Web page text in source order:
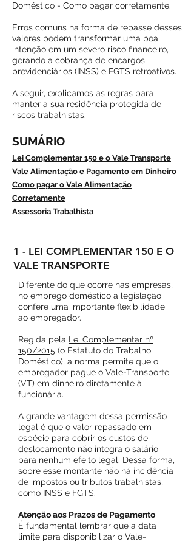
Doméstico - Como pagar corretamente.
Erros comuns na forma de repasse desses
valores podem transformar uma boa
intenção em um severo risco financeiro,
gerando a cobrança de encargos
previdenciários (INSS) e FGTS retroativos.
A seguir, explicamos as regras para
manter a sua residência protegida de
riscos trabalhistas.
SUMÁRIO
Lei Complementar 150 e o Vale Transporte
Vale Alimentação e Pagamento em Dinheiro
Como pagar o Vale Alimentação
Corretamente
Assessoria Trabalhista
1 - LEI COMPLEMENTAR 150 E O
VALE TRANSPORTE
Diferente do que ocorre nas empresas,
no emprego doméstico a legislação
confere uma importante flexibilidade
ao empregador.
Regida pela Lei Complementar nº
150/2015 (o Estatuto do Trabalho
Doméstico), a norma permite que o
empregador pague o Vale-Transporte
(VT) em dinheiro diretamente à
funcionária.
A grande vantagem dessa permissão
legal é que o valor repassado em
espécie para cobrir os custos de
deslocamento não integra o salário
para nenhum efeito legal. Dessa forma,
sobre esse montante não há incidência
de impostos ou tributos trabalhistas,
como INSS e FGTS.
Atenção aos Prazos de Pagamento
É fundamental lembrar que a data
limite para disponibilizar o Vale-